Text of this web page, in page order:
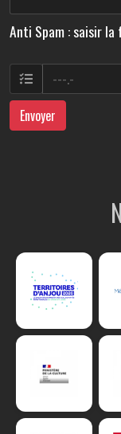
Anti Spam : saisir la
Envoyer